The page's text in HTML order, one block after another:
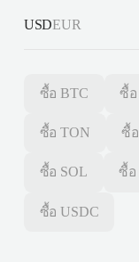
USDEUR
ซื้อ BTC ซื้อ
ซื้อ TON ซื้อ
ซื้อ SOL ซื้อ
ซื้อ USDC